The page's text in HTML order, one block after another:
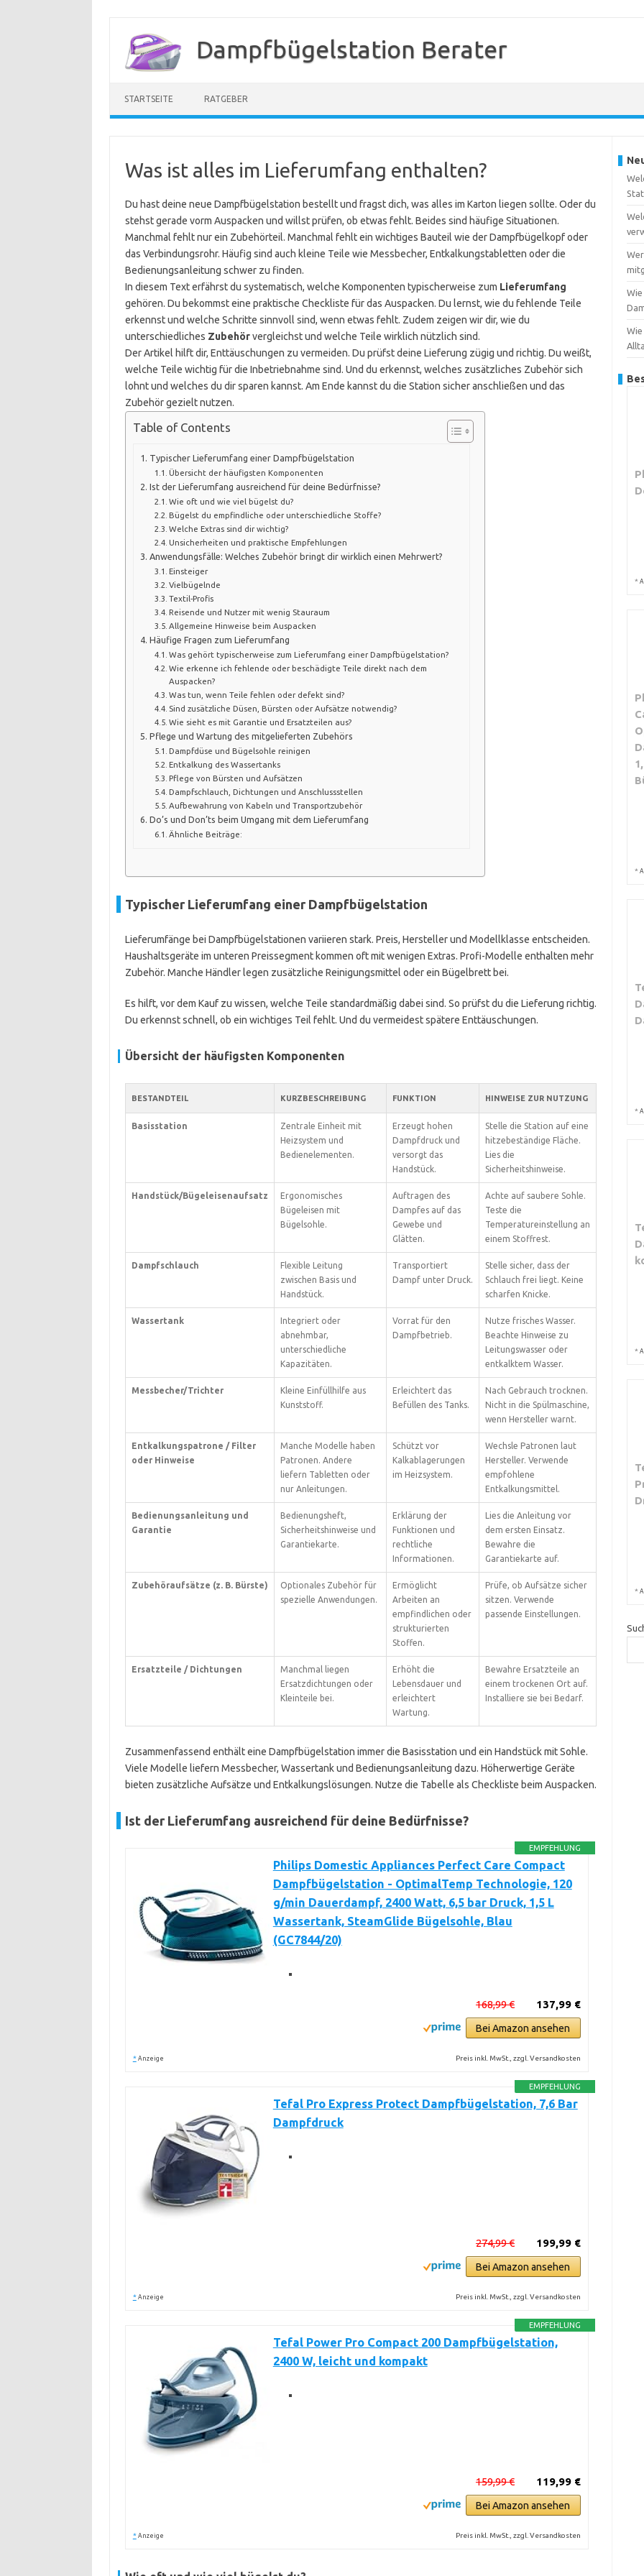
springen
Dampfbügelstation Berater
STARTSEITE RATGEBER
Was ist alles im Lieferumfang enthalten?
Du hast deine neue Dampfbügelstation bestellt und fragst dich, was alles im Karton liegen sollte. Oder du
stehst gerade vorm Auspacken und willst prüfen, ob etwas fehlt. Beides sind häufige Situationen.
Manchmal fehlt nur ein Zubehörteil. Manchmal fehlt ein wichtiges Bauteil wie der Dampfbügelkopf oder
das Verbindungsrohr. Häufig sind auch kleine Teile wie Messbecher, Entkalkungstabletten oder die
Bedienungsanleitung schwer zu finden.
In diesem Text erfährst du systematisch, welche Komponenten typischerweise zum Lieferumfang
gehören. Du bekommst eine praktische Checkliste für das Auspacken. Du lernst, wie du fehlende Teile
erkennst und welche Schritte sinnvoll sind, wenn etwas fehlt. Zudem zeigen wir dir, wie du
unterschiedliches Zubehörvergleichst und welche Teile wirklich nützlich sind.
Der Artikel hilft dir, Enttäuschungen zu vermeiden. Du prüfst deine Lieferung zügig und richtig. Du weißt,
welche Teile wichtig für die Inbetriebnahme sind. Und du erkennst, welches zusätzliches Zubehör sich
lohnt und welches du dir sparen kannst. Am Ende kannst du die Station sicher anschließen und das
Zubehör gezielt nutzen.
Table of Contents
Typischer Lieferumfang einer Dampfbügelstation
Übersicht der häufigsten Komponenten
Ist der Lieferumfang ausreichend für deine Bedürfnisse?
Wie oft und wie viel bügelst du?
Bügelst du empfindliche oder unterschiedliche Stoffe?
Welche Extras sind dir wichtig?
Unsicherheiten und praktische Empfehlungen
Anwendungsfälle: Welches Zubehör bringt dir wirklich einen Mehrwert?
Einsteiger
Vielbügelnde
Textil-Profis
Reisende und Nutzer mit wenig Stauraum
Allgemeine Hinweise beim Auspacken
Häufige Fragen zum Lieferumfang
Was gehört typischerweise zum Lieferumfang einer Dampfbügelstation?
Wie erkenne ich fehlende oder beschädigte Teile direkt nach dem
Auspacken?
Was tun, wenn Teile fehlen oder defekt sind?
Sind zusätzliche Düsen, Bürsten oder Aufsätze notwendig?
Wie sieht es mit Garantie und Ersatzteilen aus?
Pflege und Wartung des mitgelieferten Zubehörs
Dampfdüse und Bügelsohle reinigen
Entkalkung des Wassertanks
Pflege von Bürsten und Aufsätzen
Dampfschlauch, Dichtungen und Anschlussstellen
Aufbewahrung von Kabeln und Transportzubehör
Do’s und Don’ts beim Umgang mit dem Lieferumfang
Ähnliche Beiträge:
Typischer Lieferumfang einer Dampfbügelstation
Lieferumfänge bei Dampfbügelstationen variieren stark. Preis, Hersteller und Modellklasse entscheiden.
Haushaltsgeräte im unteren Preissegment kommen oft mit wenigen Extras. Profi-Modelle enthalten mehr
Zubehör. Manche Händler legen zusätzliche Reinigungsmittel oder ein Bügelbrett bei.
Es hilft, vor dem Kauf zu wissen, welche Teile standardmäßig dabei sind. So prüfst du die Lieferung richtig.
Du erkennst schnell, ob ein wichtiges Teil fehlt. Und du vermeidest spätere Enttäuschungen.
Übersicht der häufigsten Komponenten
BESTANDTEIL KURZBESCHREIBUNG FUNKTION HINWEISE ZUR NUTZUNG
Basisstation
Zentrale Einheit mit
Heizsystem und
Bedienelementen.
Erzeugt hohen
Dampfdruck und
versorgt das
Handstück.
Stelle die Station auf eine
hitzebeständige Fläche.
Lies die
Sicherheitshinweise.
Handstück/Bügeleisenaufsatz
Ergonomisches
Bügeleisen mit
Bügelsohle.
Auftragen des
Dampfes auf das
Gewebe und
Glätten.
Achte auf saubere Sohle.
Teste die
Temperatureinstellung an
einem Stoffrest.
Dampfschlauch
Flexible Leitung
zwischen Basis und
Handstück.
Transportiert
Dampf unter Druck.
Stelle sicher, dass der
Schlauch frei liegt. Keine
scharfen Knicke.
Wassertank
Integriert oder
abnehmbar,
unterschiedliche
Kapazitäten.
Vorrat für den
Dampfbetrieb.
Nutze frisches Wasser.
Beachte Hinweise zu
Leitungswasser oder
entkalktem Wasser.
Messbecher/Trichter
Kleine Einfüllhilfe aus
Kunststoff.
Erleichtert das
Befüllen des Tanks.
Nach Gebrauch trocknen.
Nicht in die Spülmaschine,
wenn Hersteller warnt.
Entkalkungspatrone / Filter
oder Hinweise
Manche Modelle haben
Patronen. Andere
liefern Tabletten oder
nur Anleitungen.
Schützt vor
Kalkablagerungen
im Heizsystem.
Wechsle Patronen laut
Hersteller. Verwende
empfohlene
Entkalkungsmittel.
Bedienungsanleitung und
Garantie
Bedienungsheft,
Sicherheitshinweise und
Garantiekarte.
Erklärung der
Funktionen und
rechtliche
Informationen.
Lies die Anleitung vor
dem ersten Einsatz.
Bewahre die
Garantiekarte auf.
Zubehöraufsätze (z. B. Bürste)
Optionales Zubehör für
spezielle Anwendungen.
Ermöglicht
Arbeiten an
empfindlichen oder
strukturierten
Stoffen.
Prüfe, ob Aufsätze sicher
sitzen. Verwende
passende Einstellungen.
Ersatzteile / Dichtungen
Manchmal liegen
Ersatzdichtungen oder
Kleinteile bei.
Erhöht die
Lebensdauer und
erleichtert
Wartung.
Bewahre Ersatzteile an
einem trockenen Ort auf.
Installiere sie bei Bedarf.
Zusammenfassend enthält eine Dampfbügelstation immer die Basisstation und ein Handstück mit Sohle.
Viele Modelle liefern Messbecher, Wassertank und Bedienungsanleitung dazu. Höherwertige Geräte
bieten zusätzliche Aufsätze und Entkalkungslösungen. Nutze die Tabelle als Checkliste beim Auspacken.
Ist der Lieferumfang ausreichend für deine Bedürfnisse?
EMPFEHLUNG
Philips Domestic Appliances Perfect Care Compact
Dampfbügelstation - OptimalTemp Technologie, 120
g/min Dauerdampf, 2400 Watt, 6,5 bar Druck, 1,5 L
Wassertank, SteamGlide Bügelsohle, Blau
(GC7844/20)
137,99 €
168,99 €
Bei Amazon ansehen
* Anzeige Preis inkl. MwSt., zzgl. Versandkosten
EMPFEHLUNG
Tefal Pro Express Protect Dampfbügelstation, 7,6 Bar
Dampfdruck
199,99 €
274,99 €
Bei Amazon ansehen
* Anzeige Preis inkl. MwSt., zzgl. Versandkosten
EMPFEHLUNG
Tefal Power Pro Compact 200 Dampfbügelstation,
2400 W, leicht und kompakt
119,99 €
159,99 €
Bei Amazon ansehen
* Anzeige Preis inkl. MwSt., zzgl. Versandkosten
*
*
*
*
*